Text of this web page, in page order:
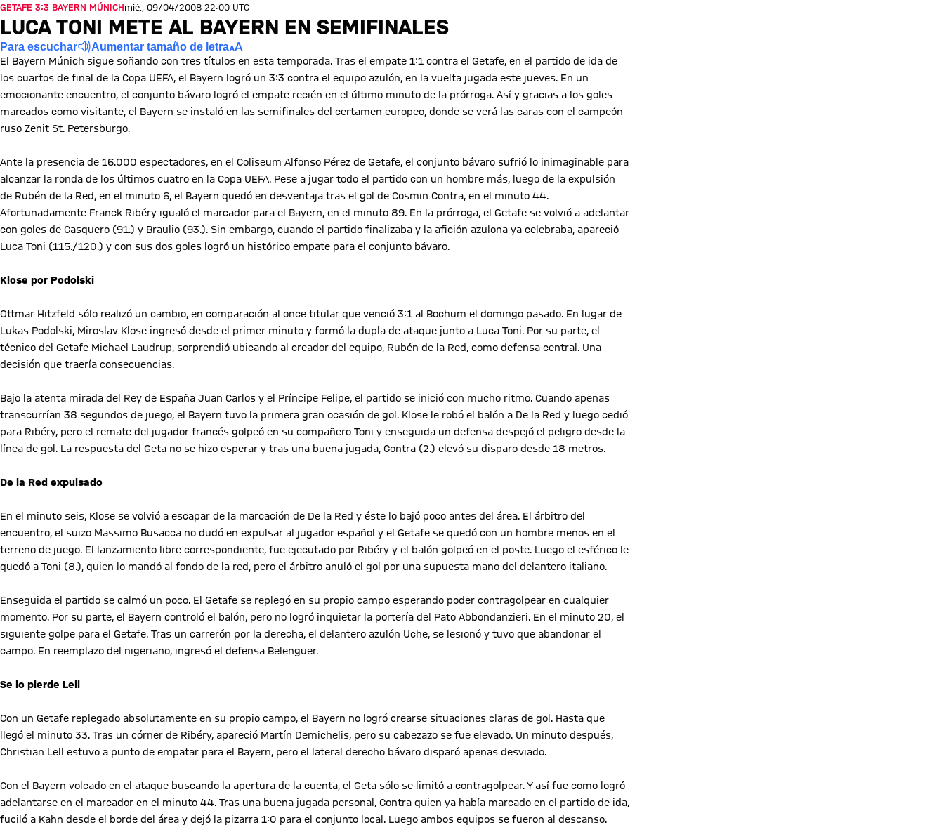
GETAFE 3:3 BAYERN MÚNICHmié., 09/04/2008 22:00 UTC
LUCA TONI METE AL BAYERN EN SEMIFINALES
Para escuchar Aumentar tamaño de letra
El Bayern Múnich sigue soñando con tres títulos en esta temporada. Tras el empate 1:1 contra el Getafe, en el partido de ida de
los cuartos de final de la Copa UEFA, el Bayern logró un 3:3 contra el equipo azulón, en la vuelta jugada este jueves. En un
emocionante encuentro, el conjunto bávaro logró el empate recién en el último minuto de la prórroga. Así y gracias a los goles
marcados como visitante, el Bayern se instaló en las semifinales del certamen europeo, donde se verá las caras con el campeón
ruso Zenit St. Petersburgo.
Ante la presencia de 16.000 espectadores, en el Coliseum Alfonso Pérez de Getafe, el conjunto bávaro sufrió lo inimaginable para
alcanzar la ronda de los últimos cuatro en la Copa UEFA. Pese a jugar todo el partido con un hombre más, luego de la expulsión
de Rubén de la Red, en el minuto 6, el Bayern quedó en desventaja tras el gol de Cosmin Contra, en el minuto 44.
Afortunadamente Franck Ribéry igualó el marcador para el Bayern, en el minuto 89. En la prórroga, el Getafe se volvió a adelantar
con goles de Casquero (91.) y Braulio (93.). Sin embargo, cuando el partido finalizaba y la afición azulona ya celebraba, apareció
Luca Toni (115./120.) y con sus dos goles logró un histórico empate para el conjunto bávaro.
Klose por Podolski
Ottmar Hitzfeld sólo realizó un cambio, en comparación al once titular que venció 3:1 al Bochum el domingo pasado. En lugar de
Lukas Podolski, Miroslav Klose ingresó desde el primer minuto y formó la dupla de ataque junto a Luca Toni. Por su parte, el
técnico del Getafe Michael Laudrup, sorprendió ubicando al creador del equipo, Rubén de la Red, como defensa central. Una
decisión que traería consecuencias.
Bajo la atenta mirada del Rey de España Juan Carlos y el Príncipe Felipe, el partido se inició con mucho ritmo. Cuando apenas
transcurrían 38 segundos de juego, el Bayern tuvo la primera gran ocasión de gol. Klose le robó el balón a De la Red y luego cedió
para Ribéry, pero el remate del jugador francés golpeó en su compañero Toni y enseguida un defensa despejó el peligro desde la
línea de gol. La respuesta del Geta no se hizo esperar y tras una buena jugada, Contra (2.) elevó su disparo desde 18 metros.
De la Red expulsado
En el minuto seis, Klose se volvió a escapar de la marcación de De la Red y éste lo bajó poco antes del área. El árbitro del
encuentro, el suizo Massimo Busacca no dudó en expulsar al jugador español y el Getafe se quedó con un hombre menos en el
terreno de juego. El lanzamiento libre correspondiente, fue ejecutado por Ribéry y el balón golpeó en el poste. Luego el esférico le
quedó a Toni (8.), quien lo mandó al fondo de la red, pero el árbitro anuló el gol por una supuesta mano del delantero italiano.
Enseguida el partido se calmó un poco. El Getafe se replegó en su propio campo esperando poder contragolpear en cualquier
momento. Por su parte, el Bayern controló el balón, pero no logró inquietar la portería del Pato Abbondanzieri. En el minuto 20, el
siguiente golpe para el Getafe. Tras un carrerón por la derecha, el delantero azulón Uche, se lesionó y tuvo que abandonar el
campo. En reemplazo del nigeriano, ingresó el defensa Belenguer.
Se lo pierde Lell
Con un Getafe replegado absolutamente en su propio campo, el Bayern no logró crearse situaciones claras de gol. Hasta que
llegó el minuto 33. Tras un córner de Ribéry, apareció Martín Demichelis, pero su cabezazo se fue elevado. Un minuto después,
Christian Lell estuvo a punto de empatar para el Bayern, pero el lateral derecho bávaro disparó apenas desviado.
Con el Bayern volcado en el ataque buscando la apertura de la cuenta, el Geta sólo se limitó a contragolpear. Y así fue como logró
adelantarse en el marcador en el minuto 44. Tras una buena jugada personal, Contra quien ya había marcado en el partido de ida,
fuciló a Kahn desde el borde del área y dejó la pizarra 1:0 para el conjunto local. Luego ambos equipos se fueron al descanso.